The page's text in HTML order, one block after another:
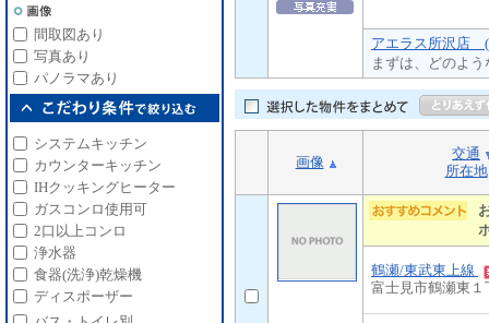
アエラス所沢店 (
まずは、どのよ
画像
交通
所在地
鶴瀬/東武東上線
富士見市鶴瀬東１
間取図あり
写真あり
パノラマあり
システムキッチン
カウンターキッチン
IHクッキングヒーター
ガスコンロ使用可
2口以上コンロ
浄水器
食器(洗浄)乾燥機
ディスポーザー